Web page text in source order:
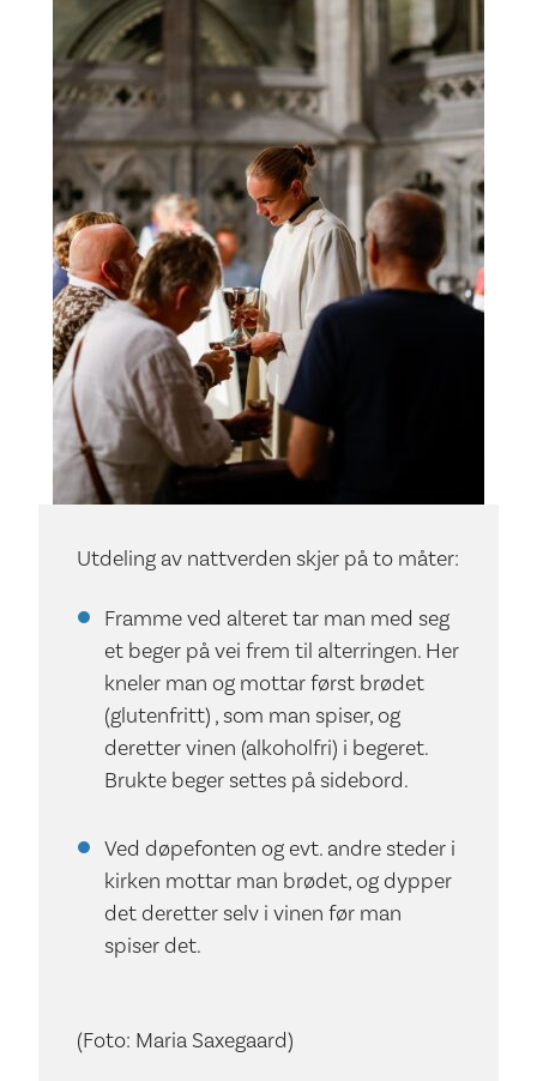
Utdeling av nattverden skjer på to måter:
Framme ved alteret tar man med seg
et beger på vei frem til alterringen. Her
kneler man og mottar først brødet
(glutenfritt) , som man spiser, og
deretter vinen (alkoholfri) i begeret.
Brukte beger settes på sidebord.
Ved døpefonten og evt. andre steder i
kirken mottar man brødet, og dypper
det deretter selv i vinen før man
spiser det.
(Foto: Maria Saxegaard)